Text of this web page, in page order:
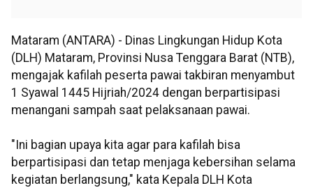
Mataram (ANTARA) - Dinas Lingkungan Hidup Kota
(DLH) Mataram, Provinsi Nusa Tenggara Barat (NTB),
mengajak kafilah peserta pawai takbiran menyambut
1 Syawal 1445 Hijriah/2024 dengan berpartisipasi
menangani sampah saat pelaksanaan pawai.
"Ini bagian upaya kita agar para kafilah bisa
berpartisipasi dan tetap menjaga kebersihan selama
kegiatan berlangsung," kata Kepala DLH Kota